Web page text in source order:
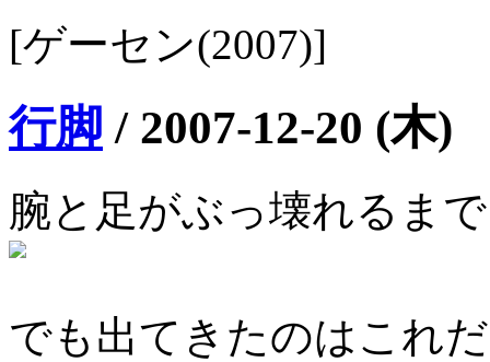
[ゲーセン(2007)]
行脚 / 2007-12-20 (木)
腕と足がぶっ壊れるま
でも出てきたのはこれ